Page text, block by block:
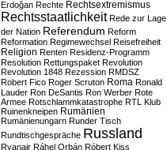
Erdoğan Rechte Rechtsextremismus
Rechtsstaatlichkeit Rede zur Lage
der Nation Referendum Reform
Reformation Regimewechsel Reisefreiheit
Religion Renten Residenz-Programm
Resolution Rettungspaket Revolution
Revolution 1848 Rezession RMDSZ
Robert Fico Roger Scruton Roma Ronald
Lauder Ron DeSantis Ron Werber Rote
Armee Rotschlammkatastrophe RTL Klub
Ruinenkneipen Rumänien
Rumänienungarn Runder Tisch
Rundtischgespräche Russland
Ryanair Ráhel Orbán Róbert Kiss